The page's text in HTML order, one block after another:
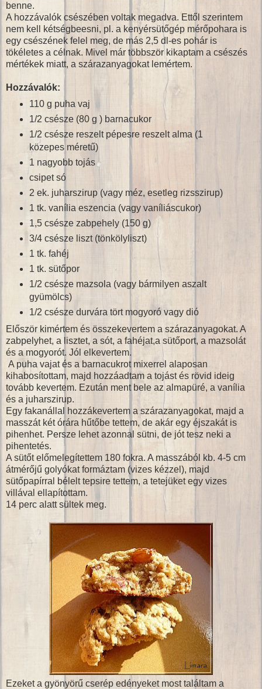
benne.
A hozzávalók csészében voltak megadva. Ettől szerintem
nem kell kétségbeesni, pl. a kenyérsütőgép mérőpohara is
egy csészének felel meg, de más 2,5 dl-es pohár is
tökéletes a célnak. Mivel már többször kikaptam a csészés
mértékek miatt, a szárazanyagokat lemértem.
Hozzávalók:
110 g puha vaj
1/2 csésze (80 g ) barnacukor
1/2 csésze reszelt pépesre reszelt alma (1
közepes méretű)
1 nagyobb tojás
csipet só
2 ek. juharszirup (vagy méz, esetleg rizsszirup)
1 tk. vanília eszencia (vagy vaníliáscukor)
1,5 csésze zabpehely (150 g)
3/4 csésze liszt (tönkölyliszt)
1 tk. fahéj
1 tk. sütőpor
1/2 csésze mazsola (vagy bármilyen aszalt
gyümölcs)
1/2 csésze durvára tört mogyoró vagy dió
Először kimértem és összekevertem a szárazanyagokat. A
zabpelyhet, a lisztet, a sót, a fahéjat,a sütőport, a mazsolát
és a mogyorót. Jól elkevertem.
A puha vajat és a barnacukrot mixerrel alaposan
kihabosítottam, majd hozzáadtam a tojást és rövid ideig
tovább kevertem. Ezután ment bele az almapüré, a vanília
és a juharszirup.
Egy fakanállal hozzákevertem a szárazanyagokat, majd a
masszát két órára hűtőbe tettem, de akár egy éjszakát is
pihenhet. Persze lehet azonnal sütni, de jót tesz neki a
pihentetés.
A sütőt előmelegítettem 180 fokra. A masszából kb. 4-5 cm
átmérőjű golyókat formáztam (vizes kézzel), majd
sütőpapírral bélelt tepsire tettem, a tetejüket egy vizes
villával ellapítottam.
14 perc alatt sültek meg.
Ezeket a gyönyörű cserép edényeket most találtam a